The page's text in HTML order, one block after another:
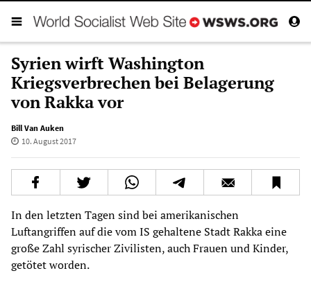
Syrien wirft Washington
Kriegsverbrechen bei Belagerung
von Rakka vor
Bill Van Auken
10. August 2017
In den letzten Tagen sind bei amerikanischen
Luftangriffen auf die vom IS gehaltene Stadt Rakka eine
große Zahl syrischer Zivilisten, auch Frauen und Kinder,
getötet worden.